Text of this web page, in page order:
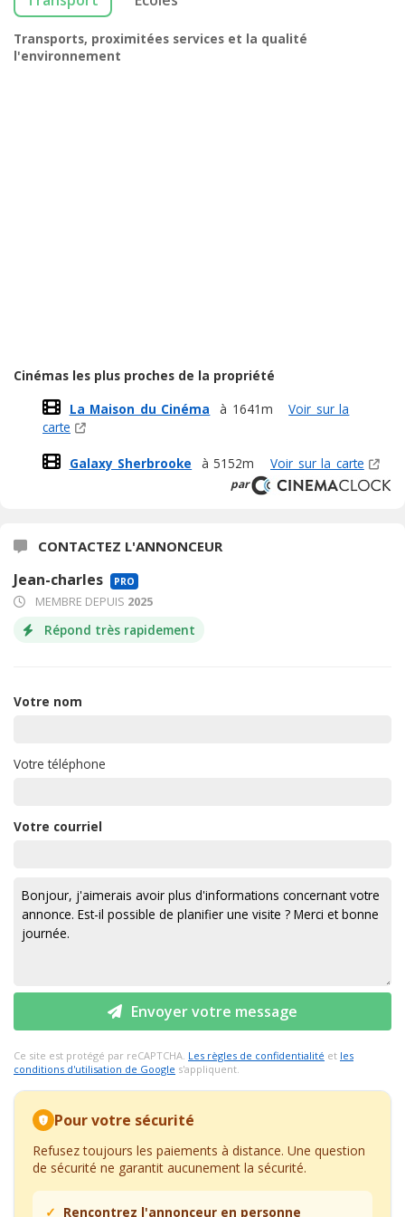
Transports, proximitées services et la qualité
l'environnement
Cinémas les plus proches de la propriété
La Maison du Cinéma
à 1641m
Voir sur la
carte
Galaxy Sherbrooke à 5152m Voir sur la carte
par
CONTACTEZ L'ANNONCEUR
Jean-charles PRO
MEMBRE DEPUIS 2025
Répond très rapidement
Votre nom
Votre téléphone
Votre courriel
Envoyer votre message
Ce site est protégé par reCAPTCHA. Les règles de confidentialité et les
conditions d'utilisation de Google s'appliquent.
Pour votre sécurité
Refusez toujours les paiements à distance. Une question
de sécurité ne garantit aucunement la sécurité.
Rencontrez l'annonceur en personne